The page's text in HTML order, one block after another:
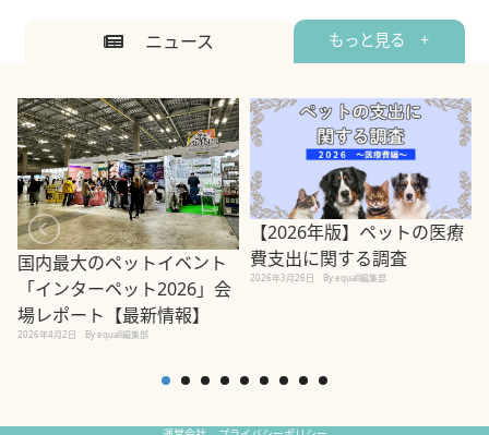
ニュース もっと見る +
国内最大のペットイベント
「インターペット2026」会
場レポート【最新情報】
2026年4月2日 By equall編集部
【2026年版】ペットの医療
費支出に関する調査
2026年3月26日 By equall編集部